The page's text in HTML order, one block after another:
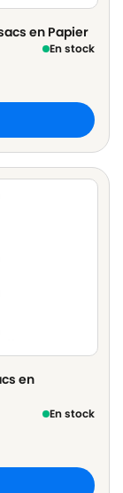
en Papier
En stock
en
En stock